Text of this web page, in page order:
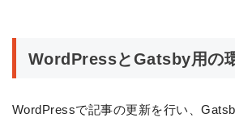
エラーで表示できない場合の対処法
WordPressとGatsby用の
WordPressで記事の更新を行い、